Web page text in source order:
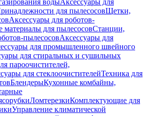
водыАксессуары для
для пылесосовЩетки,
Аксессуары для роботов-
материалы для пылесосовСтанции,
пылесосовАксессуары для
для промышленного швейного
для стиральных и сушильных
пароочистителей,
для стеклоочистителейТехника для
БлендерыКухонные комбайны,
ЛомтерезкиКомплектующие для
Управление климатической